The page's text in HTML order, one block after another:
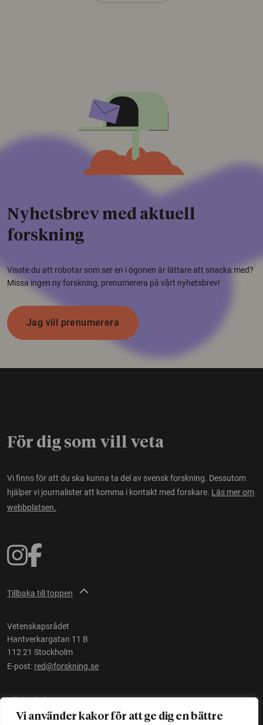
Vi använder kakor för att ge dig en bättre
Nyhetsbrev med aktuell
forskning
Visste du att robotar som ser en i ögonen är lättare att snacka med?
Missa ingen ny forskning, prenumerera på vårt nyhetsbrev!
Jag vill prenumerera
För dig som vill veta
Vi finns för att du ska kunna ta del av svensk forskning. Dessutom
hjälper vi journalister att komma i kontakt med forskare. Läs mer om
webbplatsen.
Tillbaka till toppen
Vetenskapsrådet
Hantverkargatan 11 B
112 21 Stockholm
E-post: red@forskning.se
Tillgänglighet